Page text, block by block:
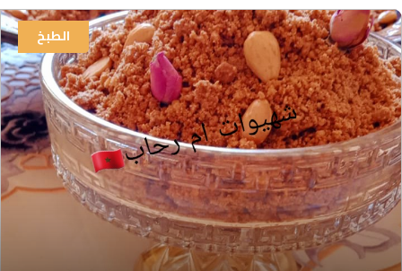
الطبخ